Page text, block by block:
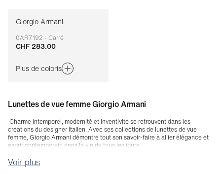
Giorgio Armani
0AR7192 - Carré
Adaptable
CHF 283.00
Plus de coloris
Lunettes de vue femme Giorgio Armani
Charme intemporel, modernité et inventivité se retrouvent dans les
créations du designer italien. Avec ses collections de lunettes de vue
femme, Giorgio Armani démontre tout son savoir-faire à allier élégance et
esprit contemporain dans la vie de tous les jours.
Voir plus